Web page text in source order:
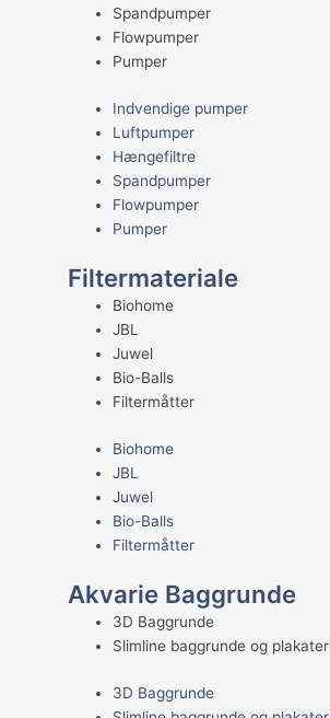
Spandpumper
Flowpumper
Pumper
Indvendige pumper
Luftpumper
Hængefiltre
Spandpumper
Flowpumper
Pumper
Filtermateriale
Biohome
JBL
Juwel
Bio-Balls
Filtermåtter
Biohome
JBL
Juwel
Bio-Balls
Filtermåtter
Akvarie Baggrunde
3D Baggrunde
Slimline baggrunde og plakater
3D Baggrunde